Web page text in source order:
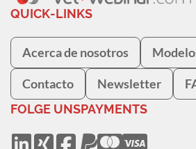
QUICK-LINKS
Acerca de nosotros
Contacto Newsletter
FOLGE UNSPAYMENTS